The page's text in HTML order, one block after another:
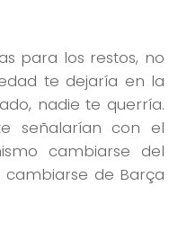
para los restos, no
te dejaría en la
nadie te querría.
señalarían con el
cambiarse del
cambiarse de Barça